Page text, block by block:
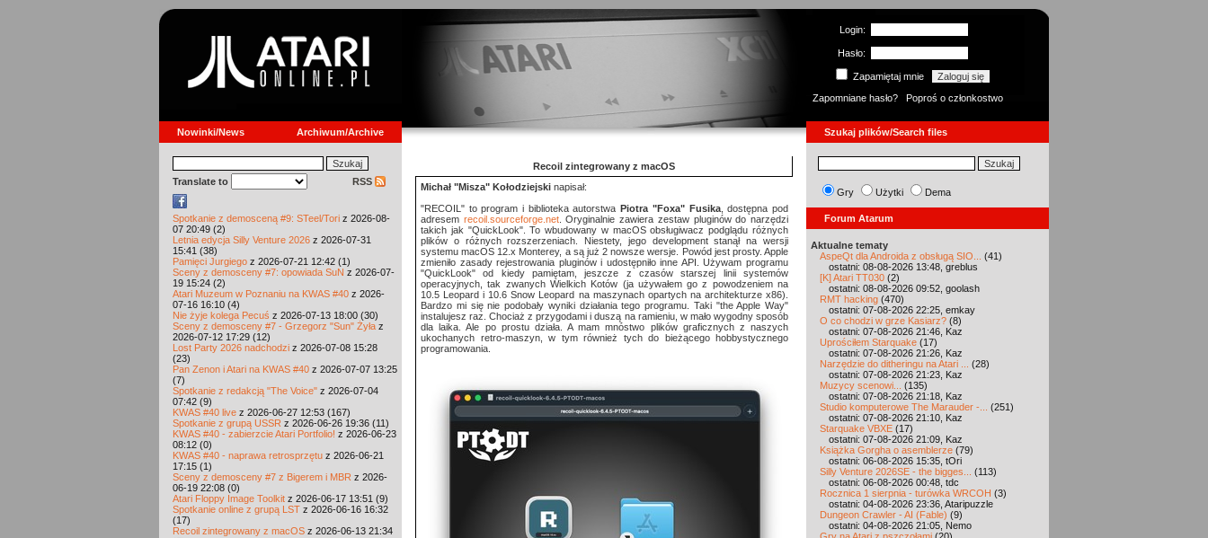
Login:
Hasło:
Zapamiętaj mnie
Zapomniane hasło?
Poproś o członkostwo
Nowinki/News Archiwum/Archive Szukaj plików/Search files
Translate to RSS
Spotkanie z demosceną #9: STeel/Tori z 2026-08-
07 20:49 (2)
Letnia edycja Silly Venture 2026 z 2026-07-31
15:41 (38)
Pamięci Jurgiego z 2026-07-21 12:42 (1)
Sceny z demosceny #7: opowiada SuN z 2026-07-
19 15:24 (2)
Atari Muzeum w Poznaniu na KWAS #40 z 2026-
07-16 16:10 (4)
Nie żyje kolega Pecuś z 2026-07-13 18:00 (30)
Sceny z demosceny #7 - Grzegorz "Sun" Żyła z
2026-07-12 17:29 (12)
Lost Party 2026 nadchodzi z 2026-07-08 15:28
(23)
Pan Zenon i Atari na KWAS #40 z 2026-07-07 13:25
(7)
Spotkanie z redakcją "The Voice" z 2026-07-04
07:42 (9)
KWAS #40 live z 2026-06-27 12:53 (167)
Spotkanie z grupą USSR z 2026-06-26 19:36 (11)
KWAS #40 - zabierzcie Atari Portfolio! z 2026-06-23
08:12 (0)
KWAS #40 - naprawa retrosprzętu z 2026-06-21
17:15 (1)
Sceny z demosceny #7 z Bigerem i MBR z 2026-
06-19 22:08 (0)
Atari Floppy Image Toolkit z 2026-06-17 13:51 (9)
Spotkanie online z grupą LST z 2026-06-16 16:32
(17)
Recoil zintegrowany z macOS z 2026-06-13 21:34
Recoil zintegrowany z macOS
Michał "Misza" Kołodziejski napisał:
"RECOIL" to program i biblioteka autorstwaPiotra "Foxa" Fusika, dostępna pod
adresem recoil.sourceforge.net. Oryginalnie zawiera zestaw pluginów do narzędzi
takich jak "QuickLook". To wbudowany w macOS obsługiwacz podglądu różnych
plików o różnych rozszerzeniach. Niestety, jego development stanął na wersji
systemu macOS 12.x Monterey, a są już 2 nowsze wersje. Powód jest prosty. Apple
zmieniło zasady rejestrowania pluginów i udostępniło inne API. Używam programu
"QuickLook" od kiedy pamiętam, jeszcze z czasów starszej linii systemów
operacyjnych, tak zwanych Wielkich Kotów (ja używałem go z powodzeniem na
10.5 Leopard i 10.6 Snow Leopard na maszynach opartych na architekturze x86).
Bardzo mi się nie podobały wyniki działania tego programu. Taki "the Apple Way"
instalujesz raz. Chociaż z przygodami i duszą na ramieniu, w mało wygodny sposób
dla laika. Ale po prostu działa. A mam mnóstwo plików graficznych z naszych
ukochanych retro-maszyn, w tym również tych do bieżącego hobbystycznego
programowania.
Gry Użytki Dema
Forum Atarum
Aktualne tematy
AspeQt dla Androida z obsługą SIO...
(41)
ostatni: 08-08-2026 13:48, greblus
[K] Atari TT030 (2)
ostatni: 08-08-2026 09:52, goolash
RMT hacking (470)
ostatni: 07-08-2026 22:25, emkay
O co chodzi w grze Kasiarz? (8)
ostatni: 07-08-2026 21:46, Kaz
Uprościłem Starquake (17)
ostatni: 07-08-2026 21:26, Kaz
Narzędzie do ditheringu na Atari ...
(28)
ostatni: 07-08-2026 21:23, Kaz
Muzycy scenowi...
(135)
ostatni: 07-08-2026 21:18, Kaz
Studio komputerowe The Marauder -...
(251)
ostatni: 07-08-2026 21:10, Kaz
Starquake VBXE (17)
ostatni: 07-08-2026 21:09, Kaz
Książka Gorgha o asemblerze (79)
ostatni: 06-08-2026 15:35, tOri
Silly Venture 2026SE - the bigges...
(113)
ostatni: 06-08-2026 00:48, tdc
Rocznica 1 sierpnia - turówka WRCOH (3)
ostatni: 04-08-2026 23:36, Ataripuzzle
Dungeon Crawler - AI (Fable) (9)
ostatni: 04-08-2026 21:05, Nemo